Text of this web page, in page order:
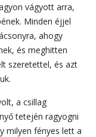
vágyott arra,
Minden éjjel
ahogy
és meghitten
szeretettel, és azt
a csillag
tetején ragyogni
milyen fényes lett a